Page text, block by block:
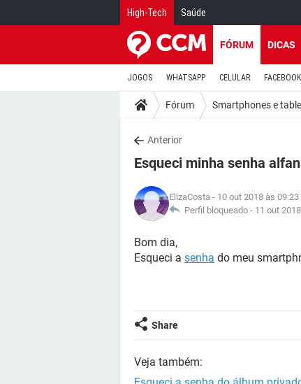
High-Tech Saúde
FÓRUM DICAS
JOGOS WHATSAPP CELULAR FACEBOOK
Fórum Smartphones e
Anterior
Esqueci minha senha
ElizaCosta - 10 out 2018 às 09:23
Perfil bloqueado - 11 out
Bom dia,
Esqueci a senha do meu
Share
Veja também: